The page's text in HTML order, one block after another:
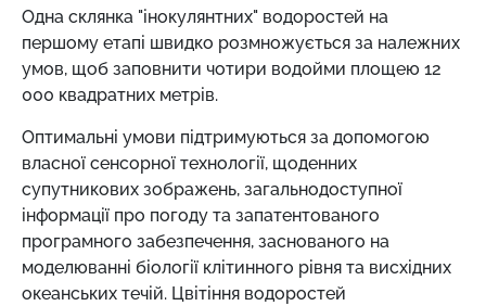
Одна склянка "інокулянтних" водоростей на
першому етапі швидко розмножується за належних
умов, щоб заповнити чотири водойми площею 12
000 квадратних метрів.
Оптимальні умови підтримуються за допомогою
власної сенсорної технології, щоденних
супутникових зображень, загальнодоступної
інформації про погоду та запатентованого
програмного забезпечення, заснованого на
моделюванні біології клітинного рівня та висхідних
океанських течій. Цвітіння водоростей